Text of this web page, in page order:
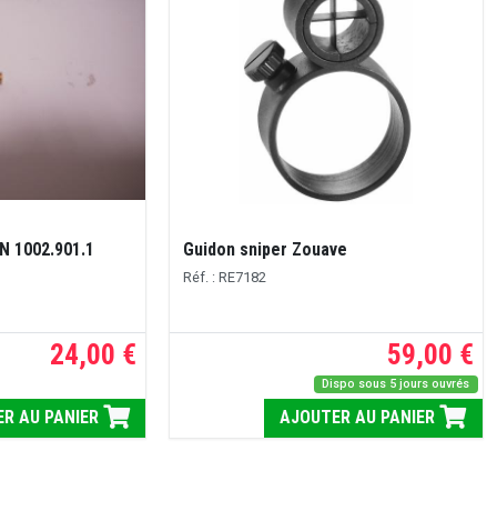
1002.901.1
24,00 €
AU PANIER
Guidon sniper Zouave
Réf. : RE7182
59,00 €
Dispo sous 5 jours ouvrés
AJOUTER AU PANIER